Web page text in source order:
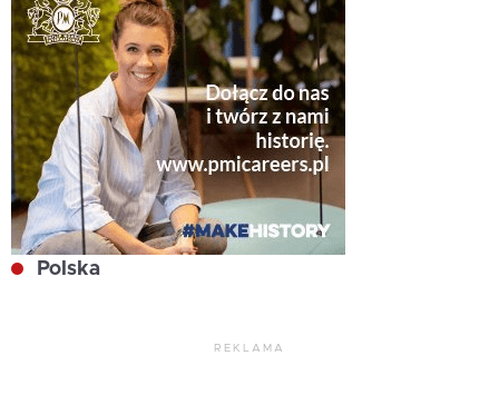
Polska
REKLAMA